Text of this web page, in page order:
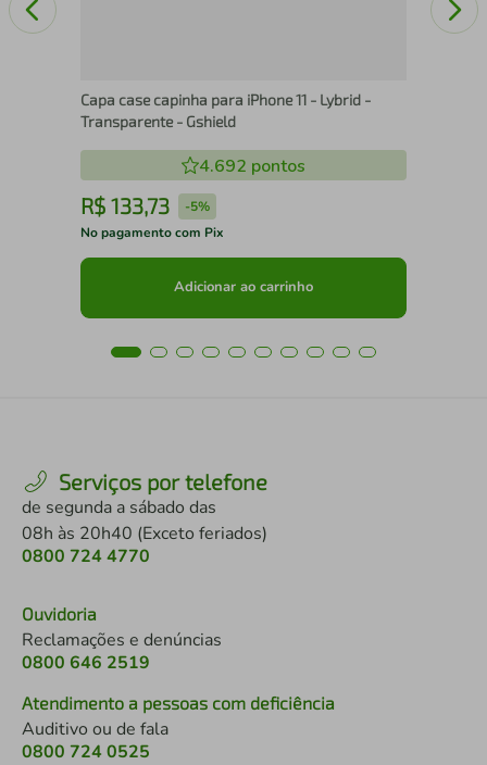
Capa case capinha para iPhone 11 - Lybrid -
Transparente - Gshield
4.692 pontos
R$ 133,73 -5%
No pagamento com Pix
Adicionar ao carrinho
Serviços por telefone
de segunda a sábado das
08h às 20h40 (Exceto feriados)
0800 724 4770
Ouvidoria
Reclamações e denúncias
0800 646 2519
Atendimento a pessoas com deficiência
Auditivo ou de fala
0800 724 0525